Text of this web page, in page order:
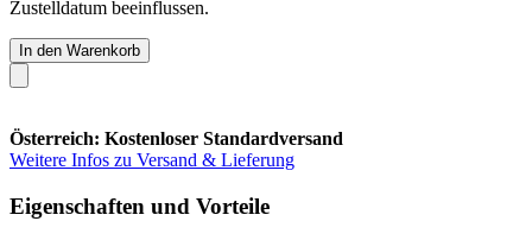
Zustelldatum beeinflussen.
In den Warenkorb
Österreich: Kostenloser Standardversand
Weitere Infos zu Versand & Lieferung
Eigenschaften und Vorteile